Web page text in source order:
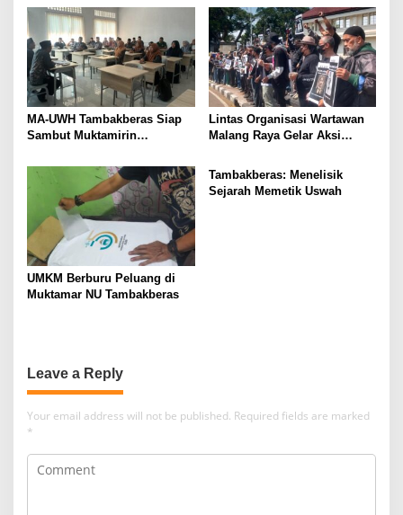
Alumni
MA-UWH Tambakberas Siap
Sambut Muktamirin
Lintas Organisasi Wartawan
Malang Raya Gelar Aksi
Ireng”
UMKM Berburu Peluang di
Muktamar NU Tambakberas
Tambakberas: Menelisik
Sejarah Memetik Uswah
Leave a Reply
Your email address will not be published. Required fields are marked
*